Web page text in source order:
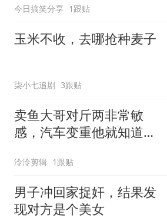
今日搞笑分享 1跟贴
玉米不收，去哪抢种麦子
柒小七追剧 3跟贴
卖鱼大哥对斤两非常敏
感，汽车变重他就知道了
泠泠剪辑 1跟贴
男子冲回家捉奸，结果发
现对方是个美女